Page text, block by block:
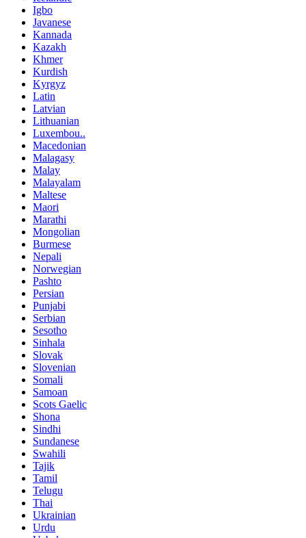
Igbo
Javanese
Kannada
Kazakh
Khmer
Kurdish
Kyrgyz
Latin
Latvian
Lithuanian
Luxembou..
Macedonian
Malagasy
Malay
Malayalam
Maltese
Maori
Marathi
Mongolian
Burmese
Nepali
Norwegian
Pashto
Persian
Punjabi
Serbian
Sesotho
Sinhala
Slovak
Slovenian
Somali
Samoan
Scots Gaelic
Shona
Sindhi
Sundanese
Swahili
Tajik
Tamil
Telugu
Thai
Ukrainian
Urdu